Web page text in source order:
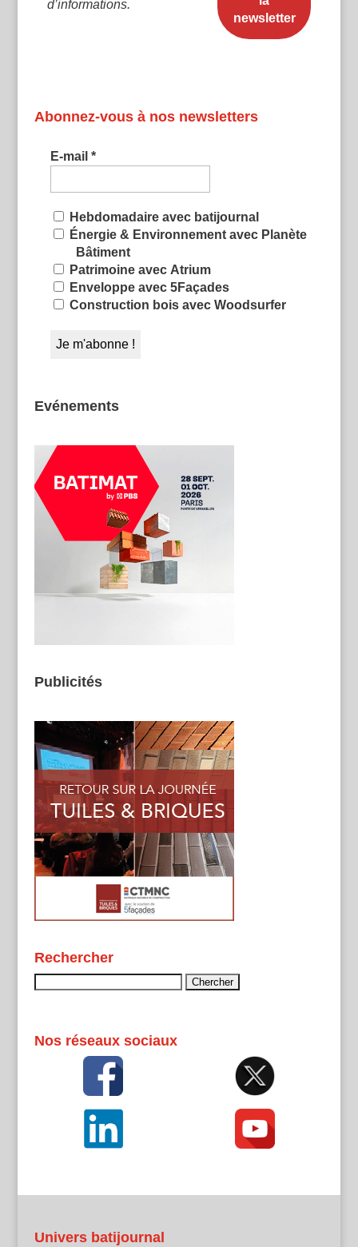
d’informations.
Abonnez-vous à nos newsletters
E-mail *
Hebdomadaire avec batijournal
Énergie & Environnement avec Planète
Bâtiment
Patrimoine avec Atrium
Enveloppe avec 5Façades
Construction bois avec Woodsurfer
Evénements
Publicités
Rechercher
Nos réseaux sociaux
Univers batijournal